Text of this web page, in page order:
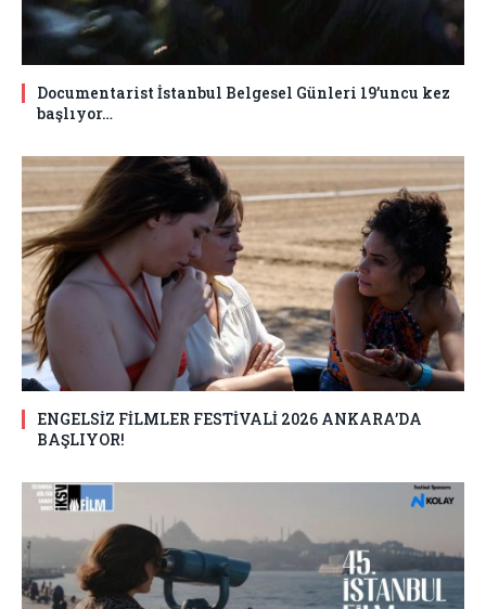
Documentarist İstanbul Belgesel Günleri 19’uncu kez
başlıyor…
ENGELSİZ FİLMLER FESTİVALİ 2026 ANKARA’DA
BAŞLIYOR!